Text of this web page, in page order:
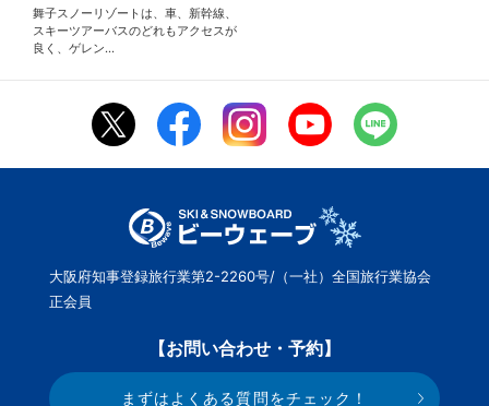
舞子スノーリゾートは、車、新幹線、
スキーツアーバスのどれもアクセスが
良く、ゲレン…
大阪府知事登録旅行業第2-2260号/（一社）全国旅行業協会
正会員
【お問い合わせ・予約】
まずはよくある質問をチェック！